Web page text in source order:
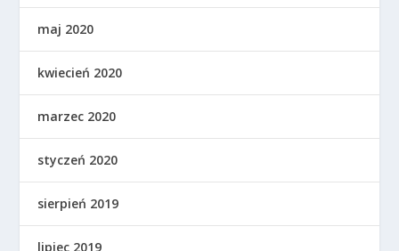
maj 2020
kwiecień 2020
marzec 2020
styczeń 2020
sierpień 2019
lipiec 2019